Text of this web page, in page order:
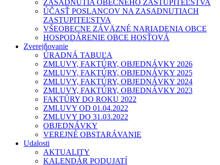
ZASADNUTIA OBECNÉHO ZASTUPITEĽSTVA
ÚČASŤ POSLANCOV NA ZASADNUTIACH
ZASTUPITEĽSTVA
VŠEOBECNE ZÁVÄZNÉ NARIADENIA OBCE
HOSPODÁRENIE OBCE HOSŤOVÁ
Zverejňovanie
ÚRADNÁ TABUĽA
ZMLUVY, FAKTÚRY, OBJEDNÁVKY 2026
ZMLUVY, FAKTÚRY, OBJEDNÁVKY 2025
ZMLUVY, FAKTÚRY, OBJEDNÁVKY 2024
ZMLUVY, FAKTÚRY, OBJEDNÁVKY 2023
FAKTÚRY DO ROKU 2022
ZMLUVY OD 01.04.2022
ZMLUVY DO 31.03.2022
OBJEDNÁVKY
VEREJNÉ OBSTARÁVANIE
Udalosti
AKTUALITY
KALENDÁR PODUJATÍ